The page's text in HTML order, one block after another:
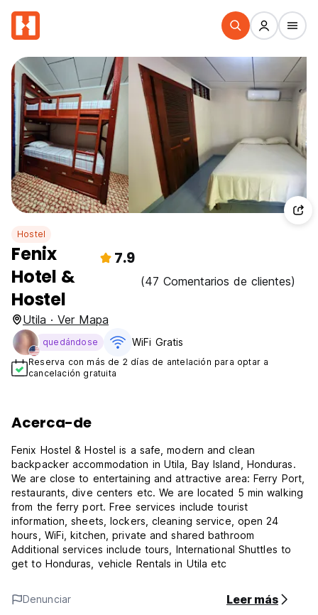
Hostel
Fenix
Hotel &
Hostel
7.9
(47 Comentarios de clientes)
Utila · Ver Mapa
quedándose WiFi Gratis
Reserva con más de 2 días de antelación para optar a
cancelación gratuita
Acerca-de
Fenix Hostel & Hostel is a safe, modern and clean
backpacker accommodation in Utila, Bay Island, Honduras.
We are close to entertaining and attractive area: Ferry Port,
restaurants, dive centers etc. We are located 5 min walking
from the ferry port. Free services include tourist
information, sheets, lockers, cleaning service, open 24
hours, WiFi, kitchen, private and shared bathroom
Additional services include tours, International Shuttles to
get to Honduras, vehicle Rentals in Utila etc
Denunciar Leer más